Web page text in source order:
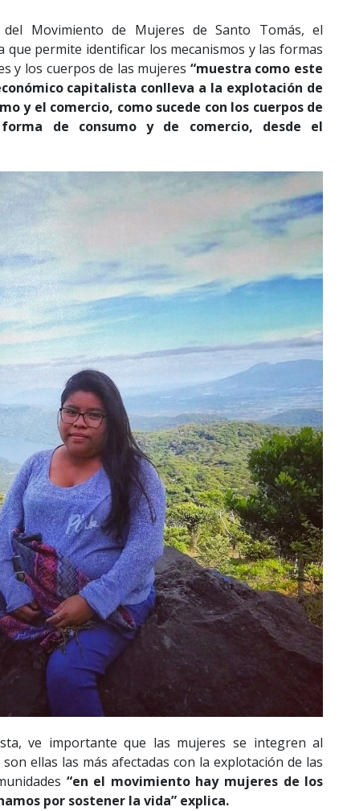
del Movimiento de Mujeres de Santo Tomás, el
que permite identificar los mecanismos y las formas
y los cuerpos de las mujeres “muestra como este
capitalista conlleva a la explotación de
y el comercio, como sucede con los cuerpos de
de consumo y de comercio, desde el
ve importante que las mujeres se integren al
ellas las más afectadas con la explotación de las
“en el movimiento hay mujeres de los
por sostener la vida” explica.